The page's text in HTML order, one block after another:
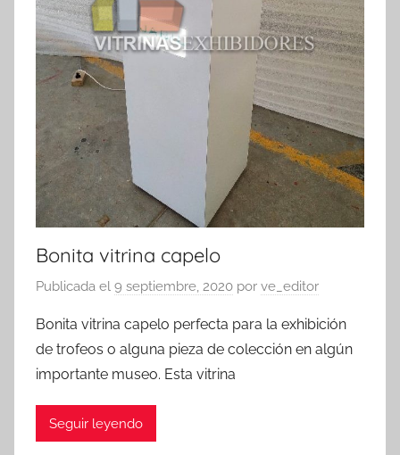
Bonita vitrina capelo
Publicada el 9 septiembre, 2020 por ve_editor
Bonita vitrina capelo perfecta para la exhibición
de trofeos o alguna pieza de colección en algún
importante museo. Esta vitrina
Seguir leyendo